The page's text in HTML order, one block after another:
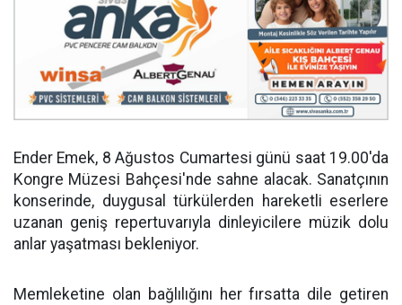
Ender Emek, 8 Ağustos Cumartesi günü saat 19.00'da
Kongre Müzesi Bahçesi'nde sahne alacak. Sanatçının
konserinde, duygusal türkülerden hareketli eserlere
uzanan geniş repertuvarıyla dinleyicilere müzik dolu
anlar yaşatması bekleniyor.
Memleketine olan bağlılığını her fırsatta dile getiren